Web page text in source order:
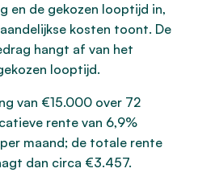
en de gekozen looptijd in,
kosten toont. De
hangt af van het
looptijd.
van €15.000 over 72
rente van 6,9%
maand; de totale rente
dan circa €3.457.